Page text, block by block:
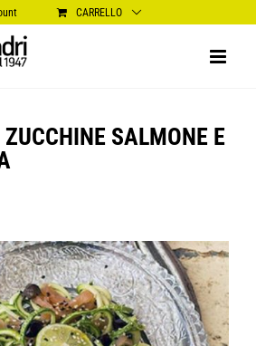
CARRELLO
SALMONE E